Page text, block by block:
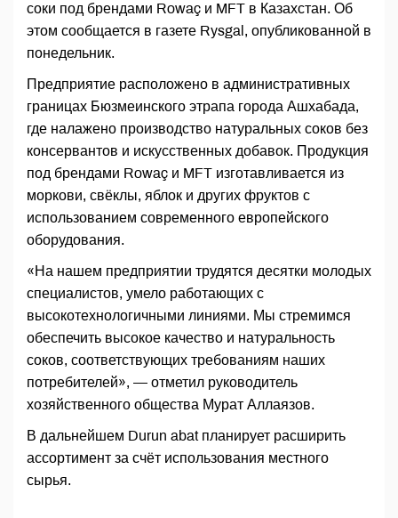
соки под брендами Rowaç и MFT в Казахстан. Об
этом сообщается в газете Rysgal, опубликованной в
понедельник.
Предприятие расположено в административных
границах Бюзмеинского этрапа города Ашхабада,
где налажено производство натуральных соков без
консервантов и искусственных добавок. Продукция
под брендами Rowaç и MFT изготавливается из
моркови, свёклы, яблок и других фруктов с
использованием современного европейского
оборудования.
«На нашем предприятии трудятся десятки молодых
специалистов, умело работающих с
высокотехнологичными линиями. Мы стремимся
обеспечить высокое качество и натуральность
соков, соответствующих требованиям наших
потребителей», — отметил руководитель
хозяйственного общества Мурат Аллаязов.
В дальнейшем Durun abat планирует расширить
ассортимент за счёт использования местного
сырья.